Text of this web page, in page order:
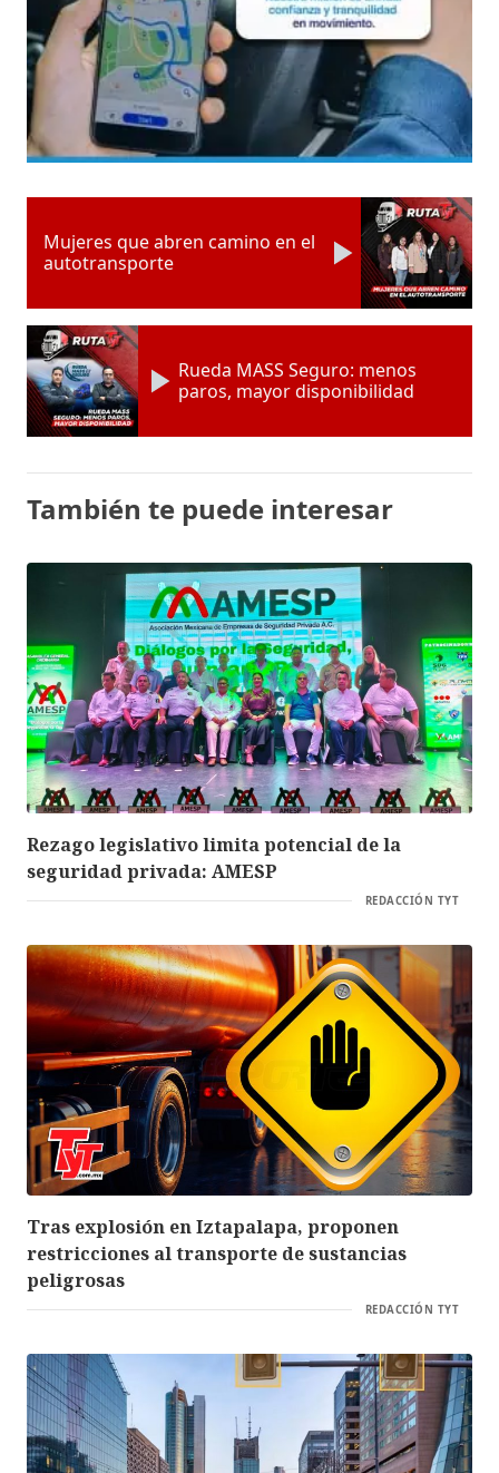
Mujeres que abren camino en el
autotransporte
Rueda MASS Seguro: menos
paros, mayor disponibilidad
También te puede interesar
Rezago legislativo limita potencial de la
seguridad privada: AMESP
REDACCIÓN TYT
Tras explosión en Iztapalapa, proponen
restricciones al transporte de sustancias
peligrosas
REDACCIÓN TYT